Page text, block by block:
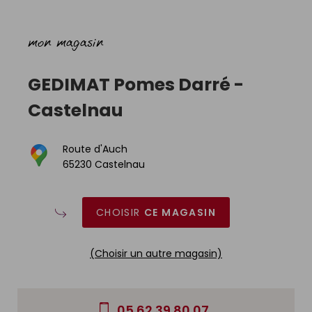
mon magasin
GEDIMAT Pomes Darré -
Castelnau
Route d'Auch
65230 Castelnau
CHOISIR CE MAGASIN
(Choisir un autre magasin)